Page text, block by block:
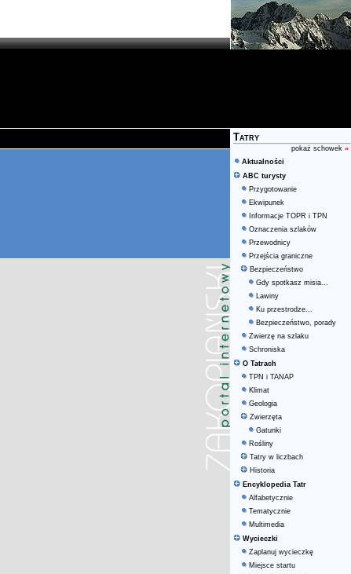
Tatry
pokaż schowek »
Aktualności
ABC turysty
Przygotowanie
Ekwipunek
Informacje TOPR i TPN
Oznaczenia szlaków
Przewodnicy
Przejścia graniczne
Bezpieczeństwo
Gdy spotkasz misia...
Lawiny
Ku przestrodze...
Bezpieczeństwo, porady
Zwierzę na szlaku
Schroniska
O Tatrach
TPN i TANAP
Klimat
Geologia
Zwierzęta
Gatunki
Rośliny
Tatry w liczbach
Historia
Encyklopedia Tatr
Alfabetycznie
Tematycznie
Multimedia
Wycieczki
Zaplanuj wycieczkę
Miejsce startu